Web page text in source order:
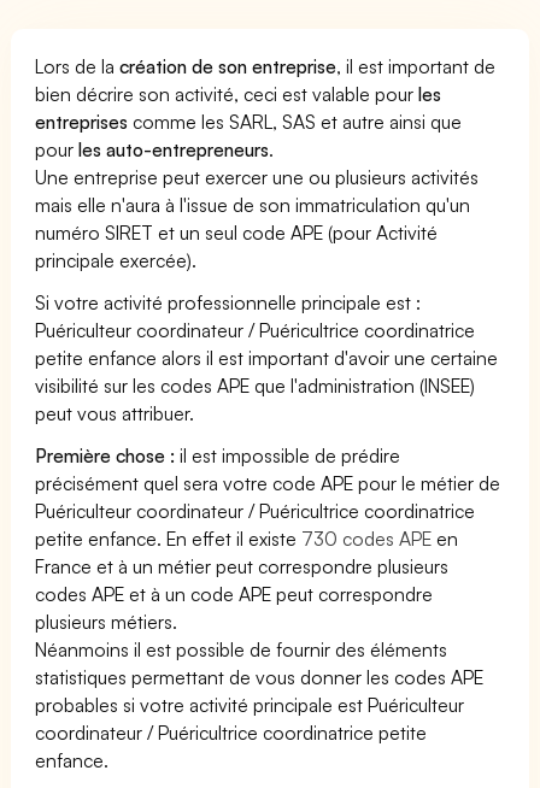
Lors de lacréation de son entreprise, il est important de
bien décrire son activité, ceci est valable pourles
entreprises comme les SARL, SAS et autre ainsi que
pourles auto-entrepreneurs.
Une entreprise peut exercer une ou plusieurs activités
mais elle n'aura à l'issue de son immatriculation qu'un
numéro SIRET et un seul code APE (pour Activité
principale exercée).
Si votre activité professionnelle principale est :
Puériculteur coordinateur / Puéricultrice coordinatrice
petite enfance alors il est important d'avoir une certaine
visibilité sur les codes APE que l'administration (INSEE)
peut vous attribuer.
Première chose : il est impossible de prédire
précisément quel sera votre code APE pour le métier de
Puériculteur coordinateur / Puéricultrice coordinatrice
petite enfance. En effet il existe 730 codes APE en
France et à un métier peut correspondre plusieurs
codes APE et à un code APE peut correspondre
plusieurs métiers.
Néanmoins il est possible de fournir des éléments
statistiques permettant de vous donner les codes APE
probables si votre activité principale est Puériculteur
coordinateur / Puéricultrice coordinatrice petite
enfance.